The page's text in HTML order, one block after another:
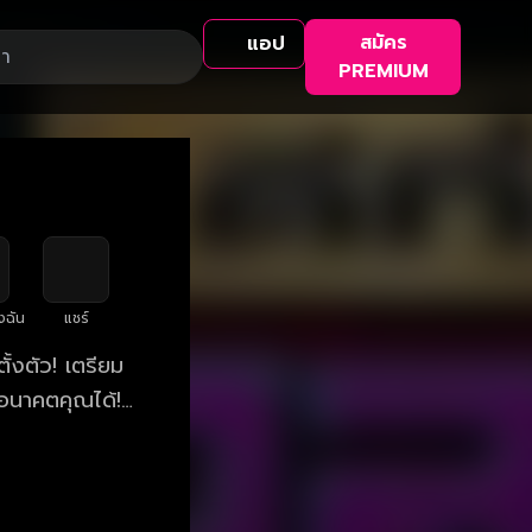
แอป
สมัคร
PREMIUM
ฉัน แชร์
งตัว! เตรียม
นาคตคุณได้!